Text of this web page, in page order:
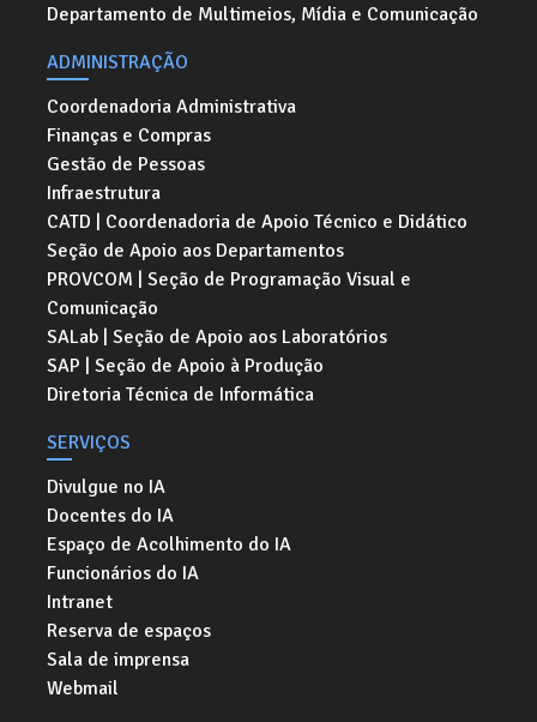
Departamento de Multimeios, Mídia e Comunicação
ADMINISTRAÇÃO
Coordenadoria Administrativa
Finanças e Compras
Gestão de Pessoas
Infraestrutura
CATD | Coordenadoria de Apoio Técnico e Didático
Seção de Apoio aos Departamentos
PROVCOM | Seção de Programação Visual e
Comunicação
SALab | Seção de Apoio aos Laboratórios
SAP | Seção de Apoio à Produção
Diretoria Técnica de Informática
SERVIÇOS
Divulgue no IA
Docentes do IA
Espaço de Acolhimento do IA
Funcionários do IA
Intranet
Reserva de espaços
Sala de imprensa
Webmail